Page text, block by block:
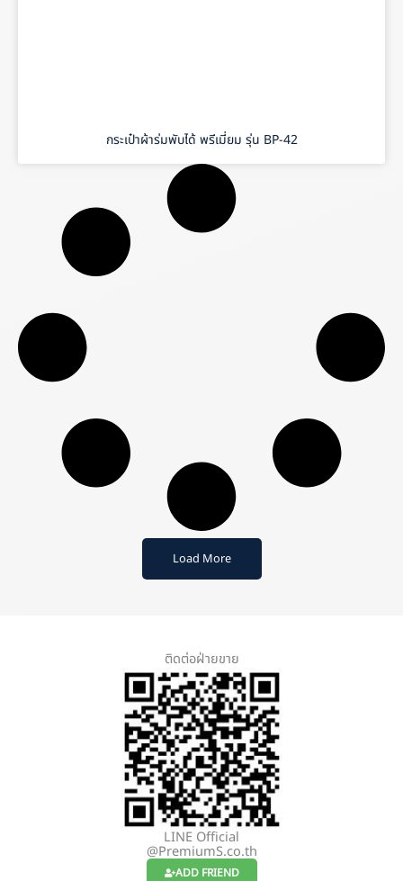
กระเป๋าผ้าร่มพับได้ พรีเมี่ยม รุ่น BP-42
Load More
ติดต่อฝ่ายขาย
LINE Official
@PremiumS.co.th
ADD FRIEND